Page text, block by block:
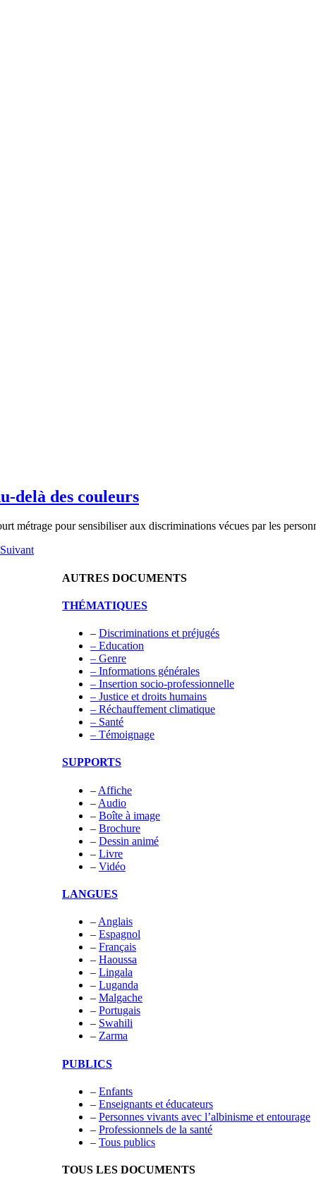
delà des couleurs
métrage pour sensibiliser aux discriminations vécues par les
Suivant
AUTRES DOCUMENTS
THÉMATIQUES
– Discriminations et préjugés
– Education
– Genre
– Informations générales
– Insertion socio-professionnelle
– Justice et droits humains
– Réchauffement climatique
– Santé
– Témoignage
SUPPORTS
– Affiche
– Audio
– Boîte à image
– Brochure
– Dessin animé
– Livre
– Vidéo
LANGUES
– Anglais
– Espagnol
– Français
– Haoussa
– Lingala
– Luganda
– Malgache
– Portugais
– Swahili
– Zarma
PUBLICS
– Enfants
– Enseignants et éducateurs
– Personnes vivants avec l’albinisme et entourage
– Professionnels de la santé
– Tous publics
TOUS LES DOCUMENTS